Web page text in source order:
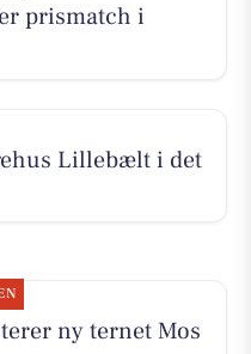
prismatch i
Lillebælt i det
ny ternet Mos